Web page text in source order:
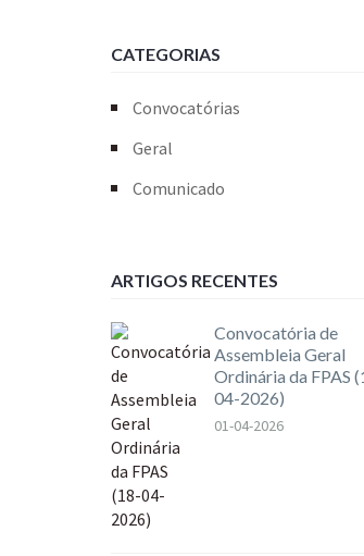
CATEGORIAS
Convocatórias
Geral
Comunicado
ARTIGOS RECENTES
Convocatória de
Assembleia Geral
Ordinária da FPAS
04-2026)
01-04-2026